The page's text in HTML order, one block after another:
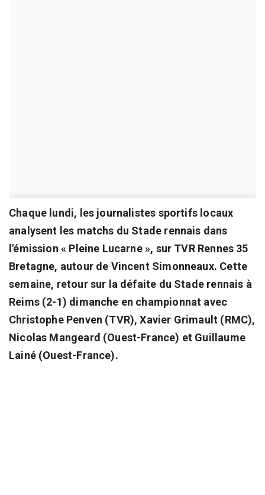
Chaque lundi, les journalistes sportifs locaux
analysent les matchs du Stade rennais dans
l'émission « Pleine Lucarne », sur TVR Rennes 35
Bretagne, autour de Vincent Simonneaux. Cette
semaine, retour sur la défaite du Stade rennais à
Reims (2-1) dimanche en championnat avec
Christophe Penven (TVR), Xavier Grimault (RMC),
Nicolas Mangeard (Ouest-France) et Guillaume
Lainé (Ouest-France).